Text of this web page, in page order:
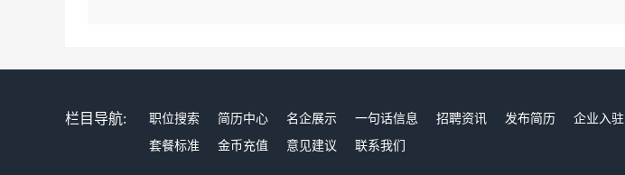
栏目导航: 职位搜索 简历中心 名企展示 一句话信息 招聘资讯 发布简历 企业入驻
套餐标准
金币充值 意见建议 联系我们